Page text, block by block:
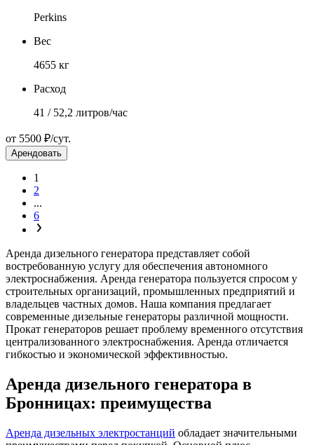
Perkins
Вес
4655 кг
Расход
41 / 52,2 литров/час
от 5500 ₽/сут.
Арендовать
1
2
...
6
Аренда дизельного генератора представляет собой
востребованную услугу для обеспечения автономного
электроснабжения. Аренда генератора пользуется спросом у
строительных организаций, промышленных предприятий и
владельцев частных домов. Наша компания предлагает
современные дизельные генераторы различной мощности.
Прокат генераторов решает проблему временного отсутствия
централизованного электроснабжения. Аренда отличается
гибкостью и экономической эффективностью.
Аренда дизельного генератора в
Бронницах: преимущества
Аренда дизельных электростанций обладает значительными